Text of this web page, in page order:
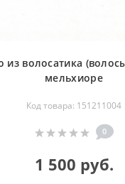
из волосатика
мельхиоре
Код товара: 151211004
0
1 500 руб.